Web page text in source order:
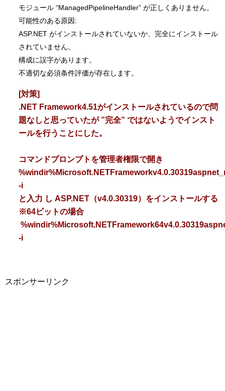
モジュール “ManagedPipelineHandler” が正しくありません。
可能性のある原因:
ASP.NET がインストールされていないか、完全にインストール
されていません。
構成に誤字があります。
不適切な必須条件評価が存在します。
[対策]
.NET Framework4.51がインストールされているので問
題なしと思っていたが ”完全” ではないようでインスト
ールを行うことにした。
コマンドプロンプトを管理者権限で開き
-i
と入力 し ASP.NET（v4.0.30319）をインストールする
※64ビットの場合
-i
スポンサーリンク